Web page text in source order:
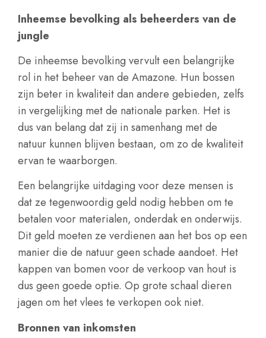
Inheemse bevolking als beheerders van de
jungle
De inheemse bevolking vervult een belangrijke
rol in het beheer van de Amazone. Hun bossen
zijn beter in kwaliteit dan andere gebieden, zelfs
in vergelijking met de nationale parken. Het is
dus van belang dat zij in samenhang met de
natuur kunnen blijven bestaan, om zo de kwaliteit
ervan te waarborgen.
Een belangrijke uitdaging voor deze mensen is
dat ze tegenwoordig geld nodig hebben om te
betalen voor materialen, onderdak en onderwijs.
Dit geld moeten ze verdienen aan het bos op een
manier die de natuur geen schade aandoet. Het
kappen van bomen voor de verkoop van hout is
dus geen goede optie. Op grote schaal dieren
jagen om het vlees te verkopen ook niet.
Bronnen van inkomsten